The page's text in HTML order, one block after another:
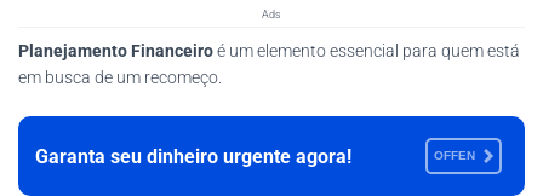
V
A
T
Ads
Planejamento Financeiroé um elemento essencial para quem está
em busca de um recomeço.
Garanta seu dinheiro urgente agora! OFFEN